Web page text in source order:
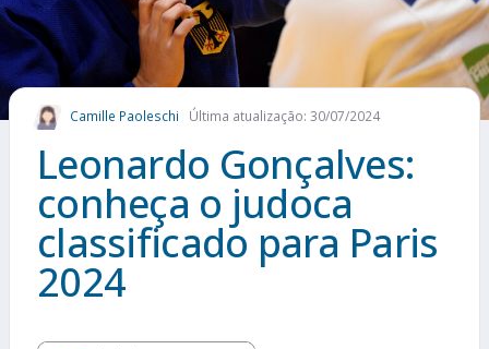
FUTEBOL INTERNACIONAL
COMO APOSTAR
MAIS ESPORTES
Camille Paoleschi Última atualização: 30/07/2024
Leonardo Gonçalves:
conheça o judoca
classificado para Paris
2024